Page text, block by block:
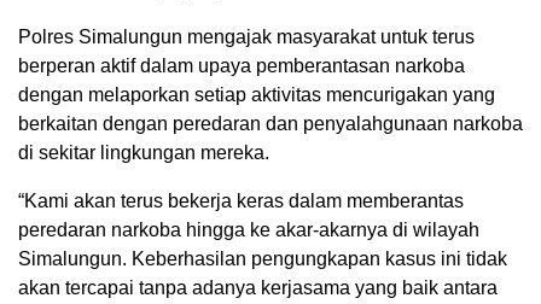
Polres Simalungun mengajak masyarakat untuk terus
berperan aktif dalam upaya pemberantasan narkoba
dengan melaporkan setiap aktivitas mencurigakan yang
berkaitan dengan peredaran dan penyalahgunaan narkoba
di sekitar lingkungan mereka.
“Kami akan terus bekerja keras dalam memberantas
peredaran narkoba hingga ke akar-akarnya di wilayah
Simalungun. Keberhasilan pengungkapan kasus ini tidak
akan tercapai tanpa adanya kerjasama yang baik antara